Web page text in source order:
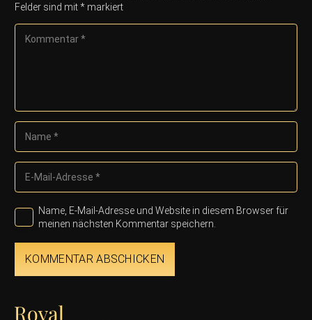
Felder sind mit* markiert
Name, E-Mail-Adresse und Website in diesem Browser für
meinen nächsten Kommentar speichern.
KOMMENTAR ABSCHICKEN